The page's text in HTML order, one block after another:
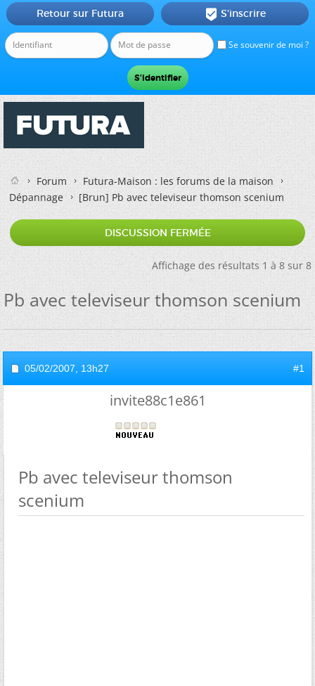
Se souvenir de moi ?
Retour sur Futura  S'inscrire
Forum
Futura-Maison : les forums de la maison
Dépannage
[Brun]Pb avec televiseur thomson scenium
DISCUSSION FERMÉE
Affichage des résultats 1 à 8 sur 8
Pb avec televiseur thomson scenium
05/02/2007, 13h27 #1
invite88c1e861
Pb avec televiseur thomson
scenium